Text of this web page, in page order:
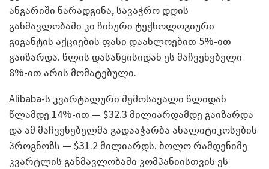
ანგარიში წარადგინა, სავაჭრო დღის
განმავლობაში კი ჩინური ტექნოლოგიური
გიგანტის აქციების ფასი დაახლოებით 5%-ით
გაიზარდა. წლის დასაწყისიდან ეს მაჩვენებელი
8%-ით არის მომატებული.
Alibaba-ს კვარტალური შემოსავალი წლიდან
წლამდე 14%-ით — $32.3 მილიარდამდე გაიზარდა
და ამ მაჩვენებელმა გადააჭარბა ანალიტიკოსების
პროგნოზს — $31.2 მილიარდს. ბოლო რამდენიმე
კვარტლის განმავლობაში კომპანიისთვის ეს